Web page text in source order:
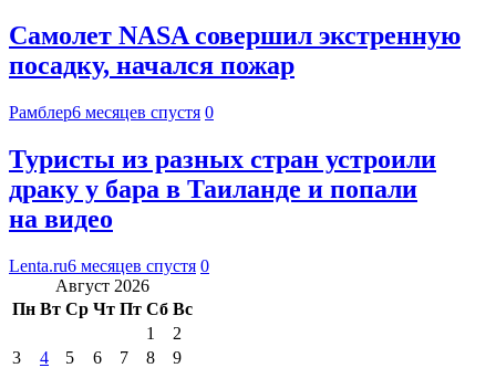
Самолет NASA совершил экстренную
посадку, начался пожар
Рамблер6 месяцев спустя 0
Туристы из разных стран устроили
драку у бара в Таиланде и попали
на видео
Lenta.ru6 месяцев спустя 0
Август 2026
Пн Вт Ср Чт Пт Сб Вс
1
2
3
4 5 6 7 8
9